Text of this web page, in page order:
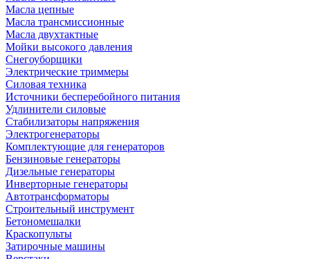
Масла цепные
Масла трансмиссионные
Масла двухтактные
Мойки высокого давления
Снегоуборщики
Электрические триммеры
Силовая техника
Источники бесперебойного питания
Удлинители силовые
Стабилизаторы напряжения
Электрогенераторы
Комплектующие для генераторов
Бензиновые генераторы
Дизельные генераторы
Инверторные генераторы
Автотрансформаторы
Строительный инструмент
Бетономешалки
Краскопульты
Затирочные машины